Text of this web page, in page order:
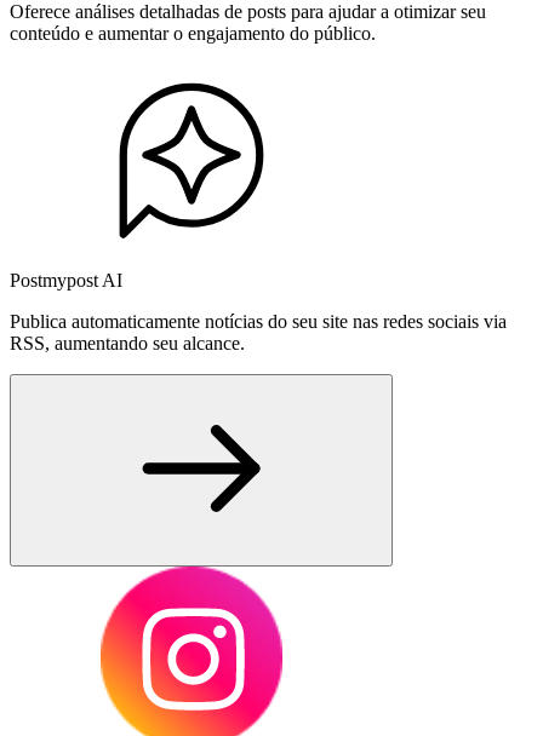
Oferece análises detalhadas de posts para ajudar a otimizar seu
conteúdo e aumentar o engajamento do público.
Postmypost AI
Publica automaticamente notícias do seu site nas redes sociais via
RSS, aumentando seu alcance.